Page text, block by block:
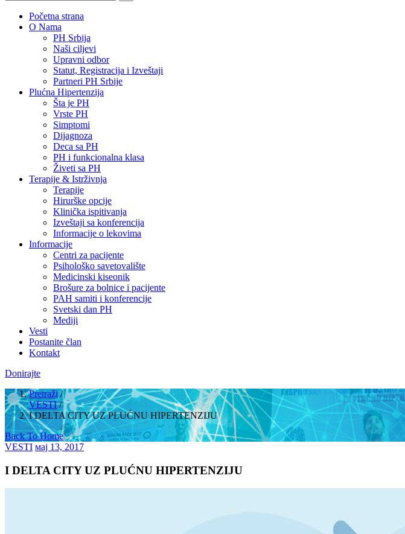
Početna strana
O Nama
PH Srbija
Naši ciljevi
Upravni odbor
Statut, Registracija i Izveštaji
Partneri PH Srbije
Plućna Hipertenzija
Šta je PH
Vrste PH
Simptomi
Dijagnoza
Deca sa PH
PH i funkcionalna klasa
Živeti sa PH
Terapije & Istrživnja
Terapije
Hirurške opcije
Klinička ispitivanja
Izveštaji sa konferencija
Informacije o lekovima
Informacije
Centri za pacijente
Psihološko savetovalište
Medicinski kiseonik
Brošure za bolnice i pacijente
PAH samiti i konferencije
Svetski dan PH
Mediji
Vesti
Postanite član
Kontakt
Donirajte
Pretraži/
VESTI/
I DELTA CITY UZ PLUĆNU HIPERTENZIJU
Back To Home
VESTI мај 13, 2017
I DELTA CITY UZ PLUĆNU HIPERTENZIJU